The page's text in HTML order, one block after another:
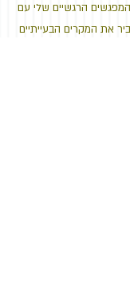
הרגשיים שלי עם
את המקרים הבעייתיים